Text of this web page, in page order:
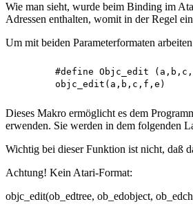
Wie man sieht, wurde beim Binding im
Adressen enthalten, womit in der Regel
Um mit beiden Parameterformaten
Dieses Makro ermöglicht es dem
erwenden. Sie werden in dem folgenden
Wichtig bei dieser Funktion ist nicht,
Achtung! Kein Atari-Format:
objc_edit(ob_edtree, ob_edobject,